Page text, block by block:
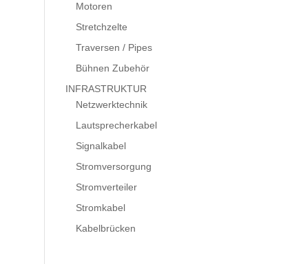
Motoren
Stretchzelte
Traversen / Pipes
Bühnen Zubehör
INFRASTRUKTUR
Netzwerktechnik
Lautsprecherkabel
Signalkabel
Stromversorgung
Stromverteiler
Stromkabel
Kabelbrücken